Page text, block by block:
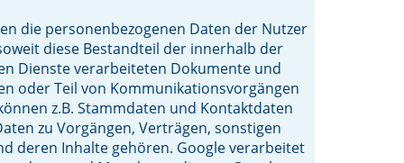
die personenbezogenen Daten der Nutzer
diese Bestandteil der innerhalb der
Dienste verarbeiteten Dokumente und
oder Teil von Kommunikationsvorgängen
z.B. Stammdaten und Kontaktdaten
zu Vorgängen, Verträgen, sonstigen
deren Inhalte gehören. Google verarbeitet